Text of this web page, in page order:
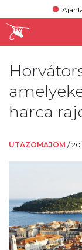
harca
UTAZOMAJOM /